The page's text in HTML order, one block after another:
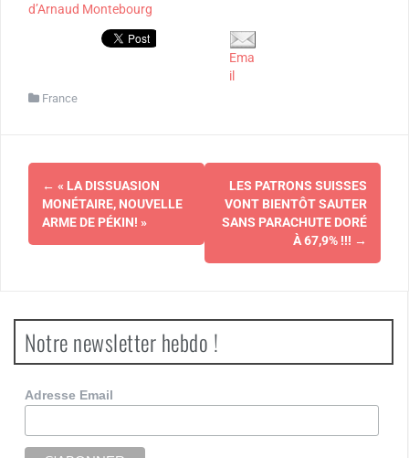
d’Arnaud Montebourg
Ema
il
France
Navigation
d'article
← « LA DISSUASION
MONÉTAIRE, NOUVELLE
ARME DE PÉKIN! »
LES PATRONS SUISSES
VONT BIENTÔT SAUTER
SANS PARACHUTE DORÉ
À 67,9% !!! →
Notre newsletter hebdo !
Adresse Email